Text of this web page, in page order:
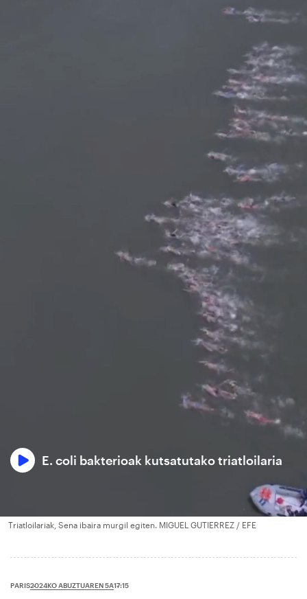
E. coli bakterioak kutsatutako triatloilaria
Triatloilariak, Sena ibaira murgil egiten. MIGUEL GUTIERREZ / EFE
PARIS2024KO ABUZTUAREN 5A17:15